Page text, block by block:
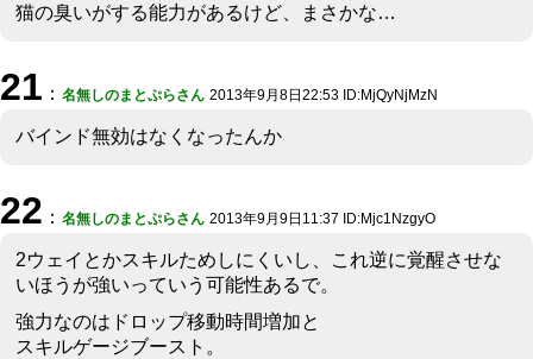
猫の臭いがする能力があるけど、まさかな…
21 ： 名無しのまとぷらさん 2013年9月8日22:53 ID:MjQyNjMzN
バインド無効はなくなったんか
22 ： 名無しのまとぷらさん 2013年9月9日11:37 ID:Mjc1NzgyO
2ウェイとかスキルためしにくいし、これ逆に覚醒させな
いほうが強いっていう可能性あるで。
強力なのはドロップ移動時間増加と
スキルゲージブースト。